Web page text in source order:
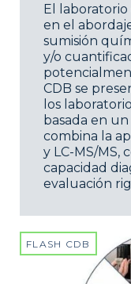
El
en el
sumisión
y/o
CDB se
los
basada en
combina la
y LC-MS/MS,
capacidad
evaluación
FLASH CDB